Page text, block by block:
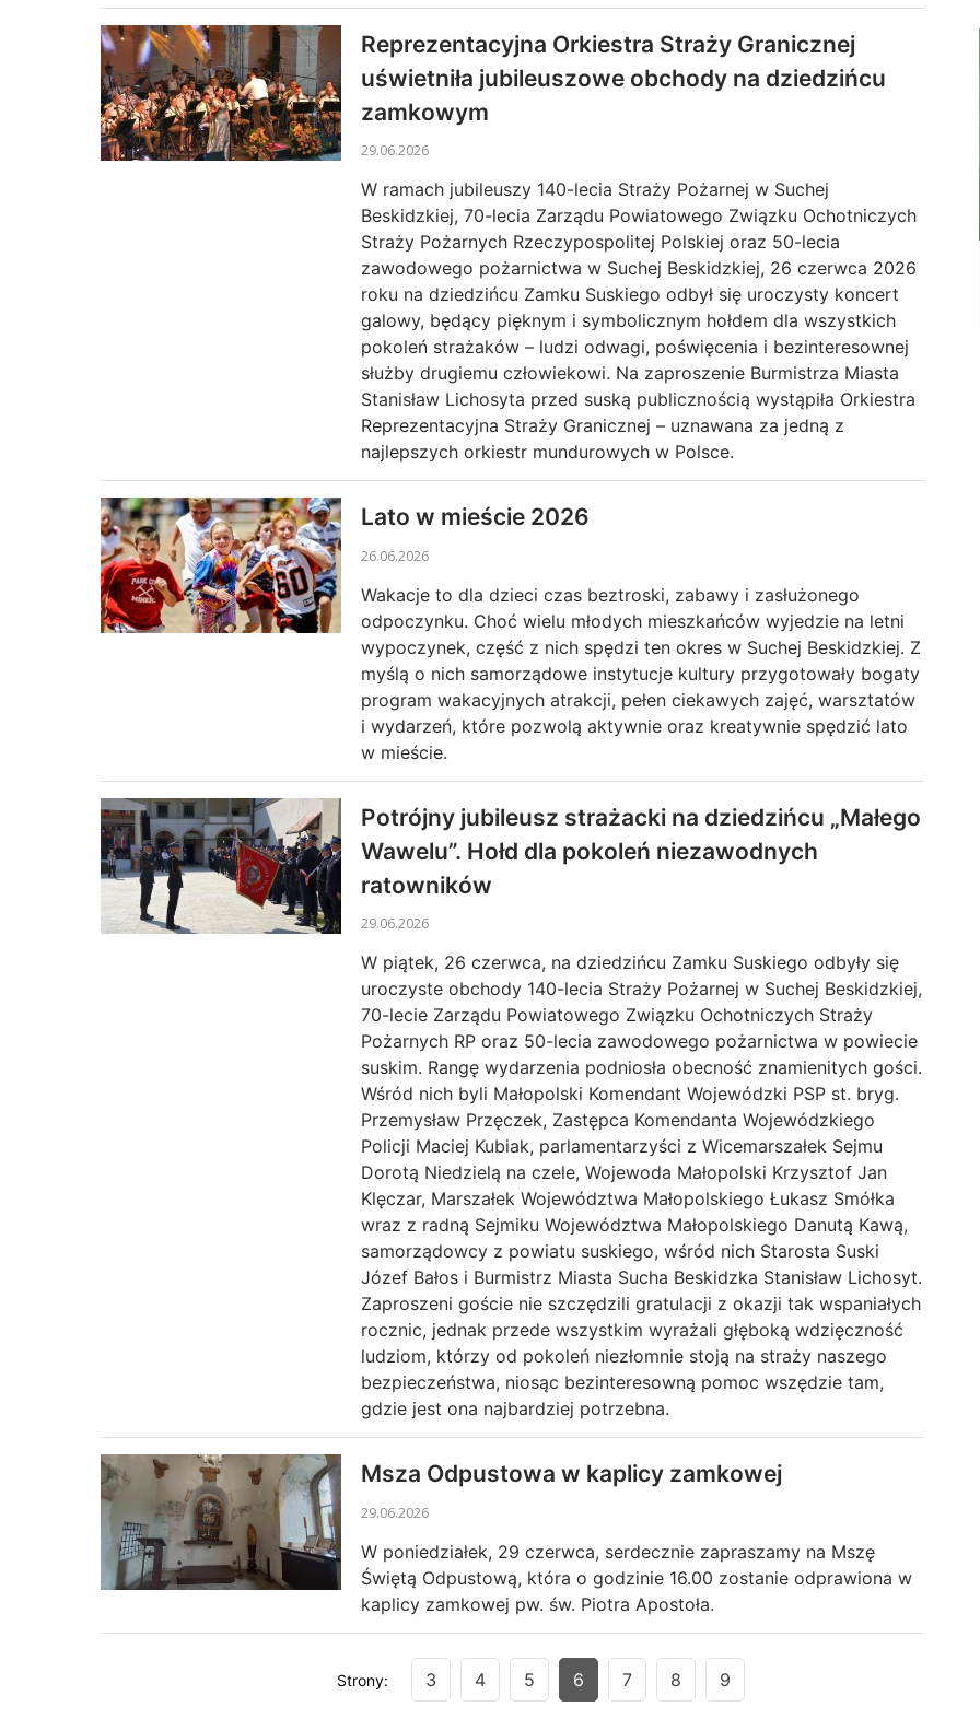
Reprezentacyjna Orkiestra Straży Granicznej
uświetniła jubileuszowe obchody na dziedzińcu
zamkowym
29.06.2026
W ramach jubileuszy 140-lecia Straży Pożarnej w Suchej
Beskidzkiej, 70-lecia Zarządu Powiatowego Związku Ochotniczych
Straży Pożarnych Rzeczypospolitej Polskiej oraz 50-lecia
zawodowego pożarnictwa w Suchej Beskidzkiej, 26 czerwca 2026
roku na dziedzińcu Zamku Suskiego odbył się uroczysty koncert
galowy, będący pięknym i symbolicznym hołdem dla wszystkich
pokoleń strażaków – ludzi odwagi, poświęcenia i bezinteresownej
służby drugiemu człowiekowi. Na zaproszenie Burmistrza Miasta
Stanisław Lichosyta przed suską publicznością wystąpiła Orkiestra
Reprezentacyjna Straży Granicznej – uznawana za jedną z
najlepszych orkiestr mundurowych w Polsce.
Lato w mieście 2026
26.06.2026
Wakacje to dla dzieci czas beztroski, zabawy i zasłużonego
odpoczynku. Choć wielu młodych mieszkańców wyjedzie na letni
wypoczynek, część z nich spędzi ten okres w Suchej Beskidzkiej. Z
myślą o nich samorządowe instytucje kultury przygotowały bogaty
program wakacyjnych atrakcji, pełen ciekawych zajęć, warsztatów
i wydarzeń, które pozwolą aktywnie oraz kreatywnie spędzić lato
w mieście.
Potrójny jubileusz strażacki na dziedzińcu „Małego
Wawelu”. Hołd dla pokoleń niezawodnych
ratowników
29.06.2026
W piątek, 26 czerwca, na dziedzińcu Zamku Suskiego odbyły się
uroczyste obchody 140-lecia Straży Pożarnej w Suchej Beskidzkiej,
70-lecie Zarządu Powiatowego Związku Ochotniczych Straży
Pożarnych RP oraz 50-lecia zawodowego pożarnictwa w powiecie
suskim. Rangę wydarzenia podniosła obecność znamienitych gości.
Wśród nich byli Małopolski Komendant Wojewódzki PSP st. bryg.
Przemysław Przęczek, Zastępca Komendanta Wojewódzkiego
Policji Maciej Kubiak, parlamentarzyści z Wicemarszałek Sejmu
Dorotą Niedzielą na czele, Wojewoda Małopolski Krzysztof Jan
Klęczar, Marszałek Województwa Małopolskiego Łukasz Smółka
wraz z radną Sejmiku Województwa Małopolskiego Danutą Kawą,
samorządowcy z powiatu suskiego, wśród nich Starosta Suski
Józef Bałos i Burmistrz Miasta Sucha Beskidzka Stanisław Lichosyt.
Zaproszeni goście nie szczędzili gratulacji z okazji tak wspaniałych
rocznic, jednak przede wszystkim wyrażali głęboką wdzięczność
ludziom, którzy od pokoleń niezłomnie stoją na straży naszego
bezpieczeństwa, niosąc bezinteresowną pomoc wszędzie tam,
gdzie jest ona najbardziej potrzebna.
Msza Odpustowa w kaplicy zamkowej
29.06.2026
W poniedziałek, 29 czerwca, serdecznie zapraszamy na Mszę
Świętą Odpustową, która o godzinie 16.00 zostanie odprawiona w
kaplicy zamkowej pw. św. Piotra Apostoła.
Strony: 3 4 5 6 7 8 9
Ranking Samorządów Modernizacja Roku